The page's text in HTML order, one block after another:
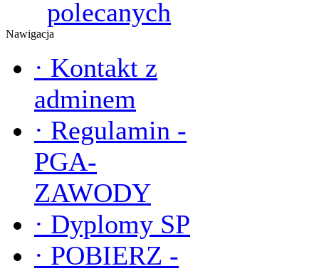
polecanych
Nawigacja
· Kontakt z
adminem
· Regulamin -
PGA-
ZAWODY
· Dyplomy SP
· POBIERZ -